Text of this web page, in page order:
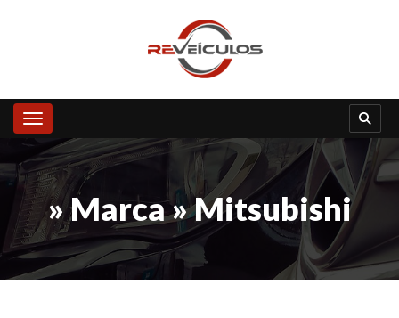
Toggle navigation
» Marca » Mitsubishi